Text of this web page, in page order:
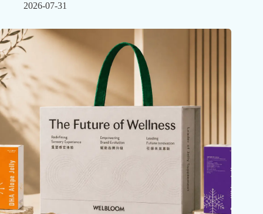
2026-07-31